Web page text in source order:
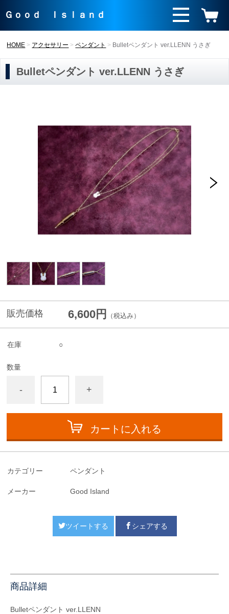
Ｇｏｏｄ Ｉｓｌａｎｄ
HOME アクセサリー ペンダント Bulletペンダント ver.LLENN うさぎ
Bulletペンダント ver.LLENN うさぎ
販売価格 6,600円 （税込み）
在庫 ○
数量
- +
カートに入れる
カテゴリー ペンダント
メーカー Good Island
ツイートする シェアする
商品詳細
Bulletペンダント ver.LLENN